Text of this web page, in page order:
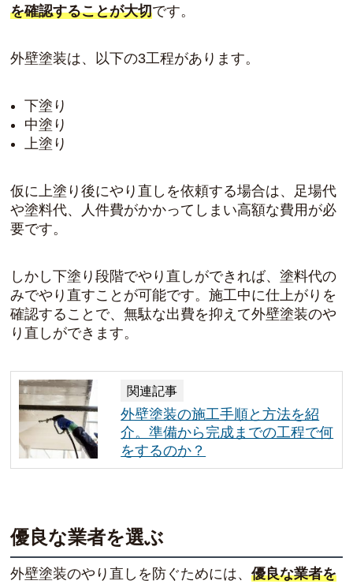
を確認することが大切です。
外壁塗装は、以下の3工程があります。
下塗り
中塗り
上塗り
仮に上塗り後にやり直しを依頼する場合は、足場代
や塗料代、人件費がかかってしまい高額な費用が必
要です。
しかし下塗り段階でやり直しができれば、塗料代の
みでやり直すことが可能です。施工中に仕上がりを
確認することで、無駄な出費を抑えて外壁塗装のや
り直しができます。
関連記事
外壁塗装の施工手順と方法を紹
介。準備から完成までの工程で何
をするのか？
優良な業者を選ぶ
外壁塗装のやり直しを防ぐためには、優良な業者を